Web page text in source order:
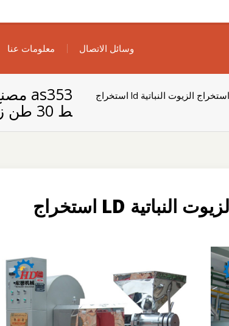
معلومات عنا وسائل الاتصال
ط 30 طن زيت نباتي
as353 مصنع استخراج الزيوت النباتية ld استخراج
AS353 مصنع استخراج الزيوت النباتية LD استخراج